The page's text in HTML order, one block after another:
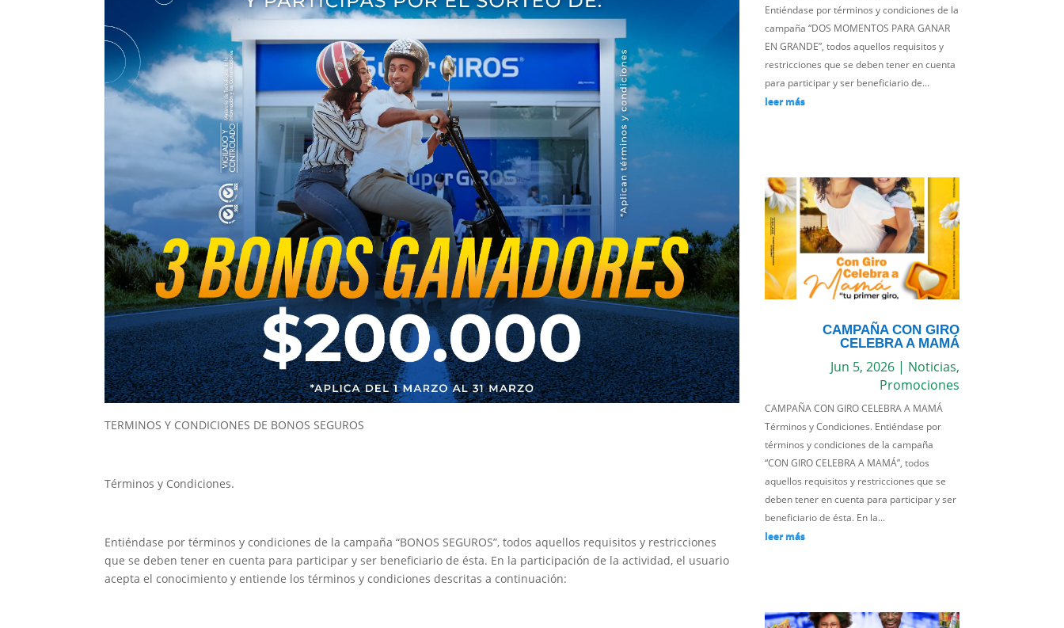
TERMINOS Y CONDICIONES DE BONOS SEGUROS
Términos y Condiciones.
Entiéndase por términos y condiciones de la campaña “BONOS SEGUROS”, todos aquellos requisitos y restricciones
que se deben tener en cuenta para participar y ser beneficiario de ésta. En la participación de la actividad, el usuario
acepta el conocimiento y entiende los términos y condiciones descritas a continuación:
Entiéndase por términos y condiciones de la
campaña “DOS MOMENTOS PARA GANAR
EN GRANDE”, todos aquellos requisitos y
restricciones que se deben tener en cuenta
para participar y ser beneficiario de...
leer más
CAMPAÑA CON GIRO
CELEBRA A MAMÁ
Jun 5, 2026| Noticias,
Promociones
CAMPAÑA CON GIRO CELEBRA A MAMÁ
Términos y Condiciones. Entiéndase por
términos y condiciones de la campaña
“CON GIRO CELEBRA A MAMÁ”, todos
aquellos requisitos y restricciones que se
deben tener en cuenta para participar y ser
beneficiario de ésta. En la...
leer más